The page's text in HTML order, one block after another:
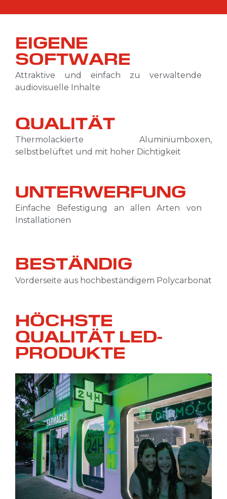
EIGENE
SOFTWARE
Attraktive und einfach zu verwaltende
audiovisuelle Inhalte
QUALITÄT
Thermolackierte Aluminiumboxen,
selbstbelüftet und mit hoher Dichtigkeit
UNTERWERFUNG
Einfache Befestigung an allen Arten von
Installationen
BESTÄNDIG
Vorderseite aus hochbeständigem Polycarbonat
HÖCHSTE
QUALITÄT LED-
PRODUKTE